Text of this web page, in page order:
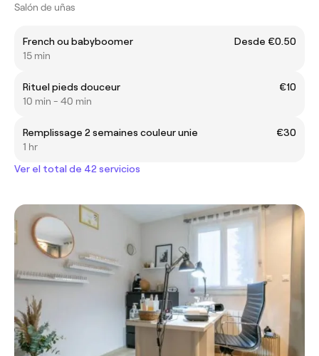
Salón de uñas
French ou babyboomer
Desde €0.50
15 min
Rituel pieds douceur
€10
10 min - 40 min
Remplissage 2 semaines couleur unie
€30
1 hr
Ver el total de 42 servicios